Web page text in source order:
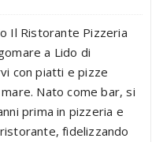
Il Ristorante Pizzeria
a Lido di
con piatti e pizze
Nato come bar, si
prima in pizzeria e
fidelizzando